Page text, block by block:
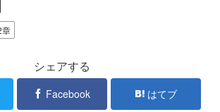
章
シェアする
Facebook はてブ